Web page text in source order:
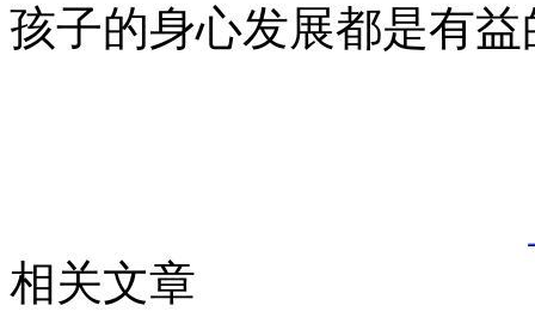
孩子的身心发展都是有益
相关文章